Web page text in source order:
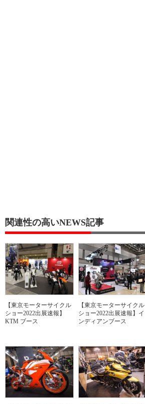
関連性の高いNEWS記事
【東京モーターサイクル
ショー2022出展速報】
KTM ブース
【東京モーターサイクル
ショー2022出展速報】イ
ンディアンブース